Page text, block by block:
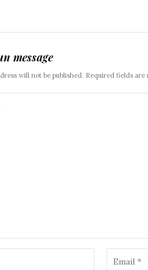
message
will not be published. Required fields are